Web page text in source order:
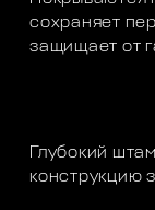
сохраняет
защищает от
Глубокий
конструкцию